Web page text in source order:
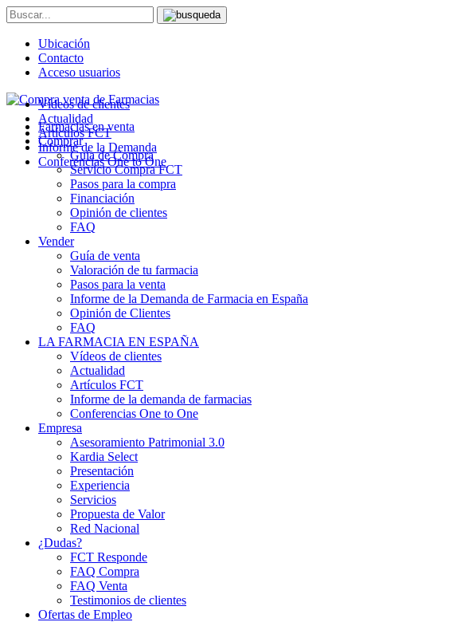
Ubicación
Contacto
Acceso usuarios
Farmacias en venta
Comprar
Guía de Compra
Servicio Compra FCT
Pasos para la compra
Financiación
Opinión de clientes
FAQ
Vender
Guía de venta
Valoración de tu farmacia
Pasos para la venta
Informe de la Demanda de Farmacia en España
Opinión de Clientes
FAQ
LA FARMACIA EN ESPAÑA
Vídeos de clientes
Actualidad
Artículos FCT
Informe de la demanda de farmacias
Conferencias One to One
Empresa
Asesoramiento Patrimonial 3.0
Kardia Select
Presentación
Experiencia
Servicios
Propuesta de Valor
Red Nacional
¿Dudas?
FCT Responde
FAQ Compra
FAQ Venta
Testimonios de clientes
Ofertas de Empleo
Vídeos de clientes
Actualidad
Artículos FCT
Informe de la Demanda
Conferencias One to One